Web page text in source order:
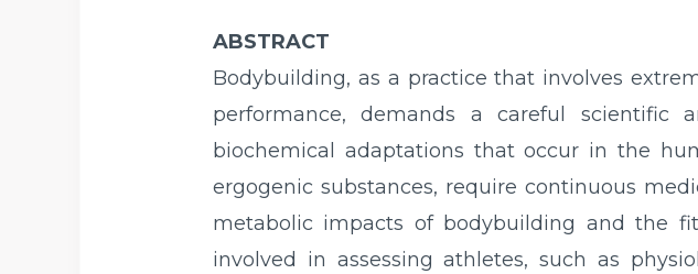
ABSTRACT
Bodybuilding, as a practice that involves
performance, demands a careful scientific
biochemical adaptations that occur in the
ergogenic substances, require continuous
metabolic impacts of bodybuilding and the
involved in assessing athletes, such as